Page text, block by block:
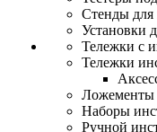
Стенды для
Установки
Тележки с
Тележки
Ложементы
Наборы
Ручной